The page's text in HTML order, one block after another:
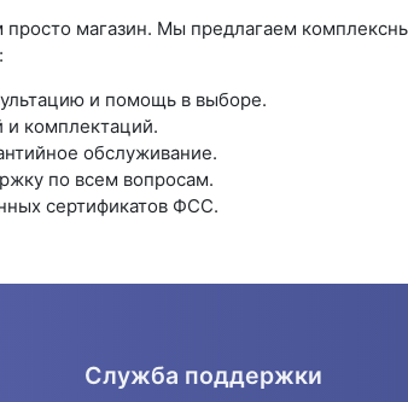
магазин. Мы предлагаем
и помощь в выборе.
комплектаций.
обслуживание.
по всем вопросам.
сертификатов ФСС.
Служба поддержки